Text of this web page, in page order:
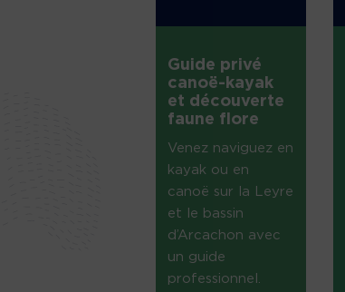
Guide privé
canoë-kayak
et découverte
faune flore
Venez naviguez en
kayak ou en
canoë sur la Leyre
et le bassin
d’Arcachon avec
un guide
professionnel.